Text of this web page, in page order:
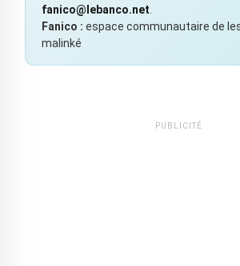
fanico@lebanco.net
Fanico : espace communautaire de
malinké
PUBLICITÉ